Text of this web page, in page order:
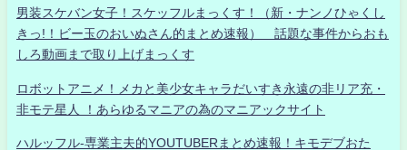
男装スケバン女子！スケッフルまっくす！（新・ナンノひゃくし
きっ!！ビー玉のおいぬさん的まとめ速報） 話題な事件からおも
しろ動画まで取り上げまっくす
ロボットアニメ！メカと美少女キャラだいすき永遠の非リア充・
非モテ星人 ！あらゆるマニアの為のマニアックサイト
ハルッフル-専業主夫的YOUTUBERまとめ速報！キモデブおた